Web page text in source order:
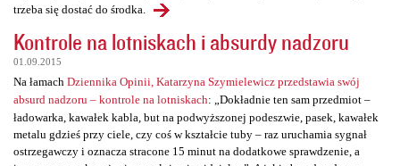
trzeba się dostać do środka.
Kontrole na lotniskach i absurdy nadzoru
01.09.2015
Na łamach Dziennika Opinii, Katarzyna Szymielewicz przedstawia swój
absurd nadzoru – kontrole na lotniskach: „Dokładnie ten sam przedmiot –
ładowarka, kawałek kabla, but na podwyższonej podeszwie, pasek, kawałek
metalu gdzieś przy ciele, czy coś w kształcie tuby – raz uruchamia sygnał
ostrzegawczy i oznacza stracone 15 minut na dodatkowe sprawdzenie, a